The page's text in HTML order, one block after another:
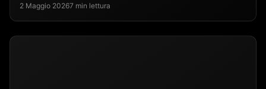
2 Maggio 20267 min lettura